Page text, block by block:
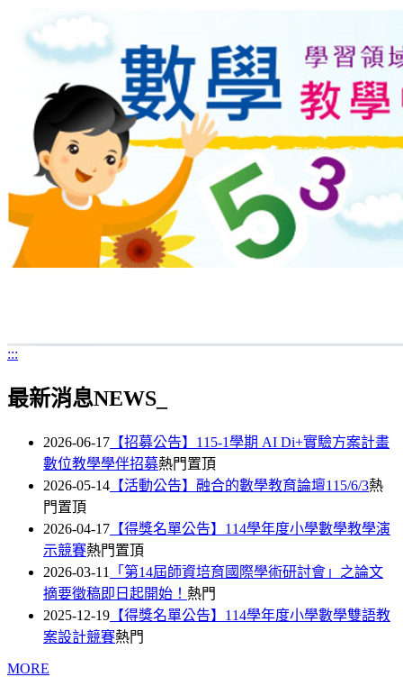
:::
最新消息NEWS_
2026-06-17 【招募公告】115-1學期 AI Di+實驗方案計畫
數位教學學伴招募熱門置頂
2026-05-14 【活動公告】融合的數學教育論壇115/6/3熱
門置頂
2026-04-17 【得獎名單公告】114學年度小學數學教學演
示競賽熱門置頂
2026-03-11
「第14屆師資培育國際學術研討會」之論文
摘要徵稿即日起開始！ 熱門
2025-12-19 【得獎名單公告】114學年度小學數學雙語教
案設計競賽熱門
MORE